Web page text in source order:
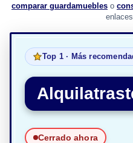
comparar guardamuebles o
Top 1 · Más
Cerrado ahora